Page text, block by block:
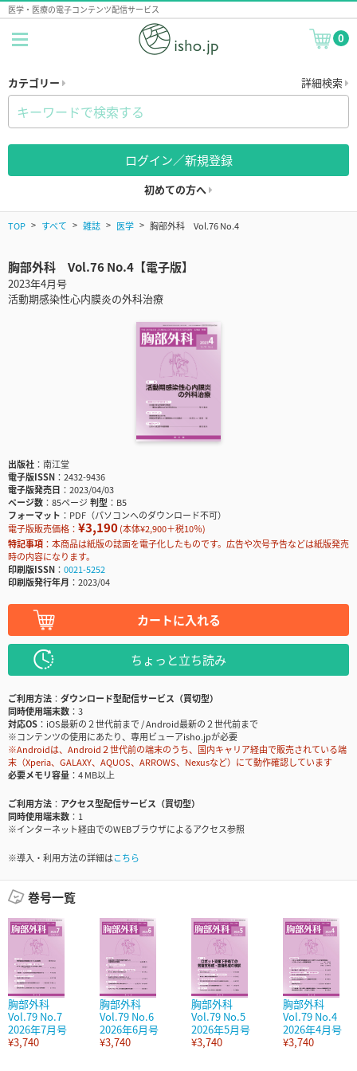
医学・医療の電子コンテンツ配信サービス
0
カテゴリー 詳細検索
ログイン／新規登録
初めての方へ
TOP すべて 雑誌 医学 胸部外科 Vol.76 No.4
胸部外科 Vol.76 No.4【電子版】
2023年4月号
活動期感染性心内膜炎の外科治療
出版社
南江堂
電子版ISSN
2432-9436
電子版発売日
2023/04/03
ページ数
85ページ判型
B5
フォーマット
PDF（パソコンへのダウンロード不可）
電子版販売価格： ¥3,190(本体¥2,900＋税10％)
特記事項
本商品は紙版の誌面を電子化したものです。広告や次号予告などは紙版発売
時の内容になります。
印刷版ISSN
0021-5252
印刷版発行年月
2023/04
カートに入れる
ちょっと立ち読み
ご利用方法
ダウンロード型配信サービス（買切型）
同時使用端末数
3
対応OS
iOS最新の２世代前まで / Android最新の２世代前まで
※コンテンツの使用にあたり、専用ビューアisho.jpが必要
※Androidは、Android２世代前の端末のうち、国内キャリア経由で販売されている端
末（Xperia、GALAXY、AQUOS、ARROWS、Nexusなど）にて動作確認しています
必要メモリ容量
4 MB以上
ご利用方法
アクセス型配信サービス（買切型）
同時使用端末数
1
※インターネット経由でのWEBブラウザによるアクセス参照
※導入・利用方法の詳細はこちら
巻号一覧
胸部外科
Vol.79 No.7
2026年7月号
¥3,740
胸部外科
Vol.79 No.6
2026年6月号
¥3,740
胸部外科
Vol.79 No.5
2026年5月号
¥3,740
胸部外科
Vol.79 No.4
2026年4月号
¥3,740